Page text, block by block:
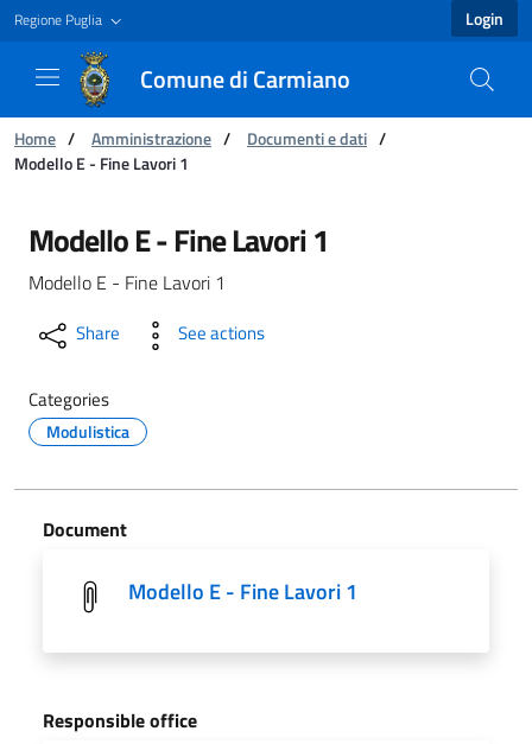
Regione Puglia Login
Comune di Carmiano
You are:
Home / Amministrazione / Documenti e dati /
Modello E - Fine Lavori 1
Modello E - Fine Lavori 1 - Comune di
Modello E - Fine Lavori 1
Modello E - Fine Lavori 1
Share See actions
Categories
Modulistica
Document
Modello E - Fine Lavori 1
Responsible office